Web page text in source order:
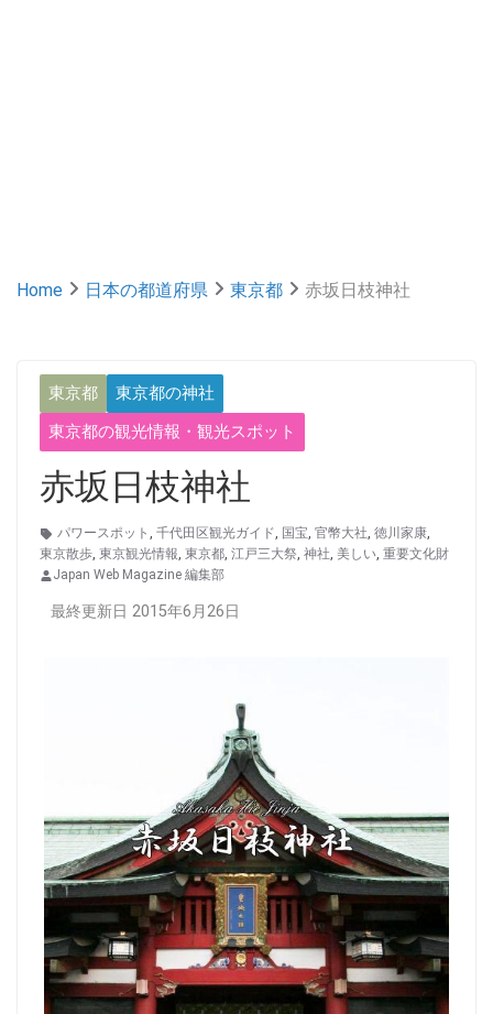
Home 日本の都道府県 東京都 赤坂日枝神社
東京都
東京都の神社
東京都の観光情報・観光スポット
赤坂日枝神社
パワースポット , 千代田区観光ガイド, 国宝, 官幣大社, 徳川家康,
東京散歩, 東京観光情報, 東京都, 江戸三大祭, 神社, 美しい, 重要文化財
Japan Web Magazine 編集部
最終更新日 2015年6月26日